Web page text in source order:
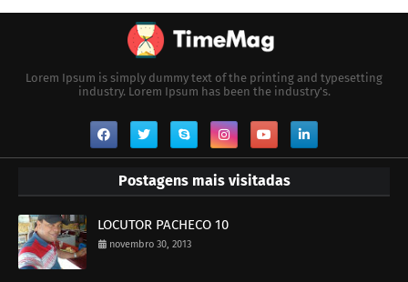
Lorem Ipsum is simply dummy text of the printing and typesetting
industry. Lorem Ipsum has been the industry's.
Postagens mais visitadas
LOCUTOR PACHECO 10
novembro 30, 2013